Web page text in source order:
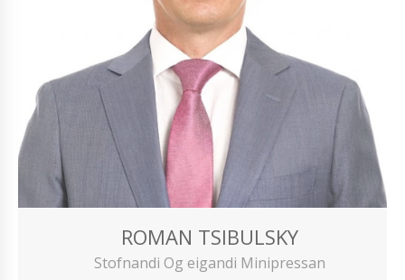
ROMAN TSIBULSKY
Stofnandi Og eigandi Minipressan